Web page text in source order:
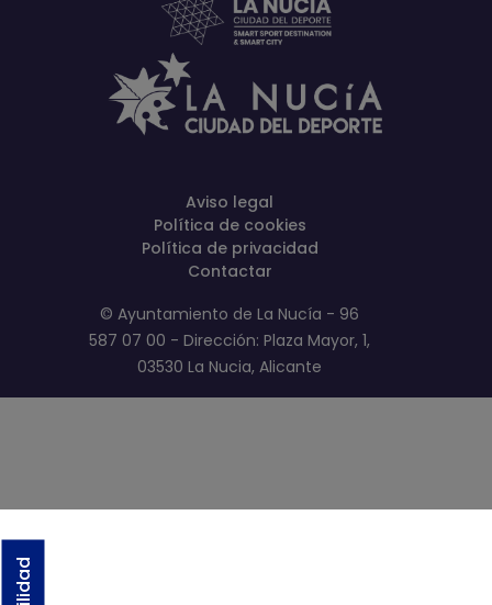
Aviso legal
Política de cookies
Política de privacidad
Contactar
© Ayuntamiento de La Nucía - 96
587 07 00 - Dirección: Plaza Mayor, 1,
03530 La Nucia, Alicante